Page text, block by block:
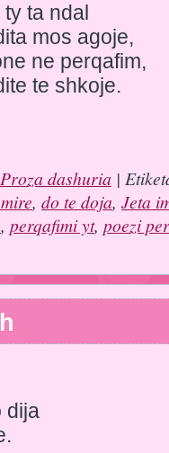
ta ndal
mos agoje,
ne perqafim,
te shkoje.
Proza dashuria |
, do te doja, Jeta
, perqafimi yt, poezi
dija